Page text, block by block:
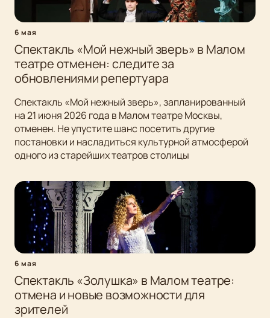
6 мая
Спектакль «Мой нежный зверь» в Малом
театре отменен: следите за
обновлениями репертуара
Спектакль «Мой нежный зверь», запланированный
на 21 июня 2026 года в Малом театре Москвы,
отменен. Не упустите шанс посетить другие
постановки и насладиться культурной атмосферой
одного из старейших театров столицы
6 мая
Спектакль «Золушка» в Малом театре:
отмена и новые возможности для
зрителей